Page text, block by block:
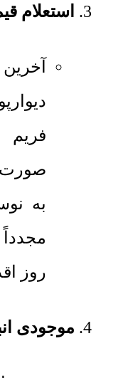
استعلام
صورت
به
روز
موجودی